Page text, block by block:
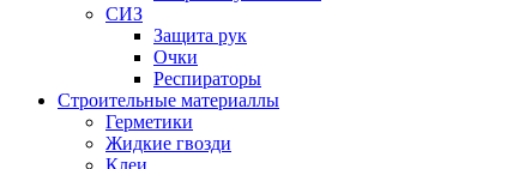
СИЗ
Защита рук
Очки
Респираторы
Строительные материаллы
Герметики
Жидкие гвозди
Клеи